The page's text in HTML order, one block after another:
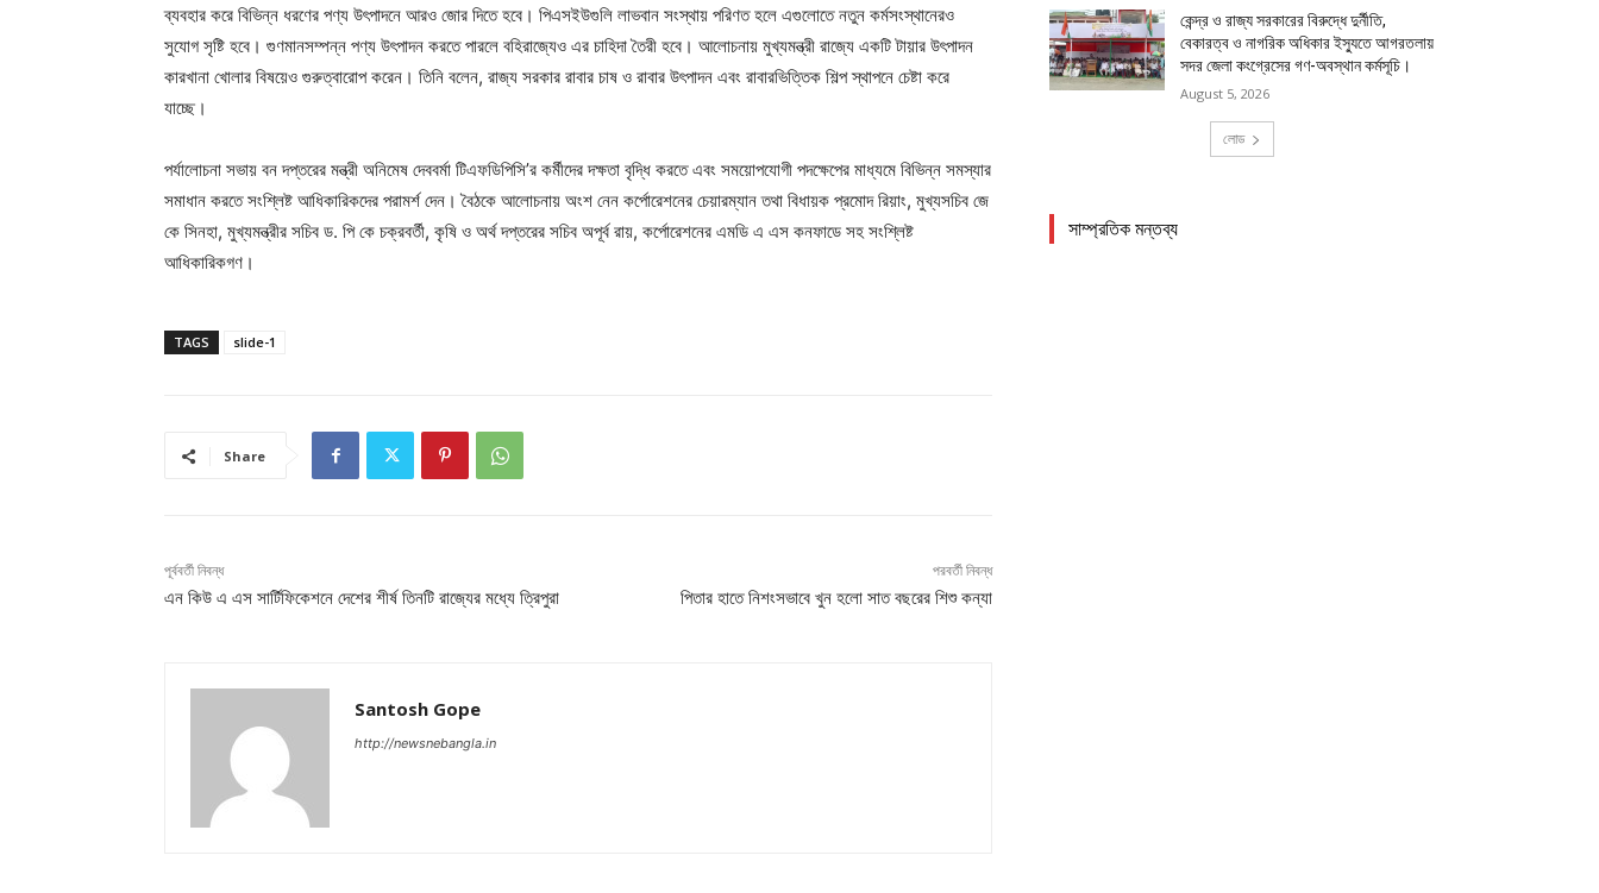
ব্যবহার করে বিভিন্ন ধরণের পণ্য উৎপাদনে আরও জোর দিতে হবে। পিএসইউগুলি লাভবান সংস্থায় পরিণত হলে এগুলোতে নতুন কর্মসংস্থানেরও
সুযোগ সৃষ্টি হবে। গুণমানসম্পন্ন পণ্য উৎপাদন করতে পারলে বহিরাজ্যেও এর চাহিদা তৈরী হবে। আলোচনায় মুখ্যমন্ত্রী রাজ্যে একটি টায়ার উৎপাদন
কারখানা খোলার বিষয়েও গুরুত্বারোপ করেন। তিনি বলেন, রাজ্য সরকার রাবার চাষ ও রাবার উৎপাদন এবং রাবারভিত্তিক শিল্প স্থাপনে চেষ্টা করে
যাচ্ছে।
পর্যালোচনা সভায় বন দপ্তরের মন্ত্রী অনিমেষ দেববর্মা টিএফডিপিসি’র কর্মীদের দক্ষতা বৃদ্ধি করতে এবং সময়োপযোগী পদক্ষেপের মাধ্যমে বিভিন্ন সমস্যার
সমাধান করতে সংশ্লিষ্ট আধিকারিকদের পরামর্শ দেন। বৈঠকে আলোচনায় অংশ নেন কর্পোরেশনের চেয়ারম্যান তথা বিধায়ক প্রমোদ রিয়াং, মুখ্যসচিব জে
কে সিনহা, মুখ্যমন্ত্রীর সচিব ড. পি কে চক্রবর্তী, কৃষি ও অর্থ দপ্তরের সচিব অপূর্ব রায়, কর্পোরেশনের এমডি এ এস কনফাডে সহ সংশ্লিষ্ট
আধিকারিকগণ।
TAGS slide-1
Share
পূর্ববর্তী নিবন্ধ
এন কিউ এ এস সার্টিফিকেশনে দেশের শীর্ষ তিনটি রাজ্যের মধ্যে ত্রিপুরা
পরবর্তী নিবন্ধ
পিতার হাতে নিশংসভাবে খুন হলো সাত বছরের শিশু কন্যা
Santosh Gope
http://newsnebangla.in
কেন্দ্র ও রাজ্য সরকারের বিরুদ্ধে দুর্নীতি,
বেকারত্ব ও নাগরিক অধিকার ইস্যুতে আগরতলায়
সদর জেলা কংগ্রেসের গণ-অবস্থান কর্মসূচি।
August 5, 2026
লোড
সাম্প্রতিক মন্তব্য